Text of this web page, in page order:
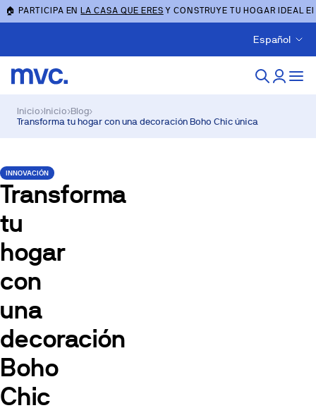
🏠 PARTICIPA ENLA CASA QUE ERES Y CONSTRUYE TU HOGAR IDEAL
Español
Inicio›Inicio›Blog›
Transforma tu hogar con una decoración Boho Chic única
INNOVACIÓN
Transforma
tu
hogar
con
una
decoración
Boho
Chic